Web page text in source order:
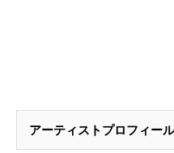
アーティストプロフィール